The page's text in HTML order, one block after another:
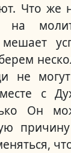
Что же
на
не могут
с
Он